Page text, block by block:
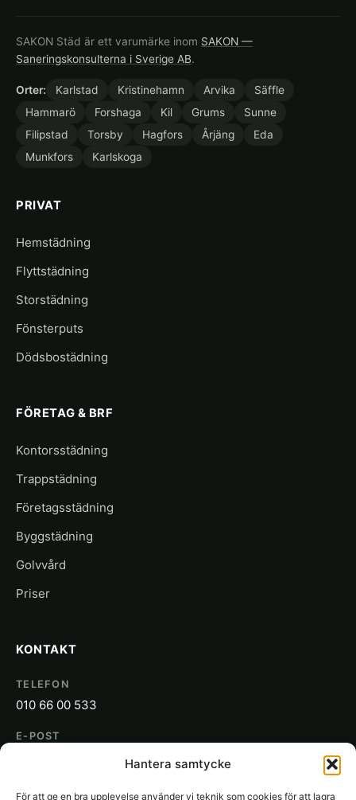
Hantera samtycke
För att ge en bra upplevelse använder vi teknik som cookies för att lagra
SAKON Städ är ett varumärke inom SAKON —
Saneringskonsulterna i Sverige AB.
Orter: Karlstad Kristinehamn Arvika
Säffle
Hammarö
Forshaga Kil Grums
Sunne
Filipstad
Torsby Hagfors Årjäng
Eda
Munkfors
Karlskoga
PRIVAT
Hemstädning
Flyttstädning
Storstädning
Fönsterputs
Dödsbostädning
FÖRETAG & BRF
Kontorsstädning
Trappstädning
Företagsstädning
Byggstädning
Golvvård
Priser
KONTAKT
TELEFON
010 66 00 533
E-POST